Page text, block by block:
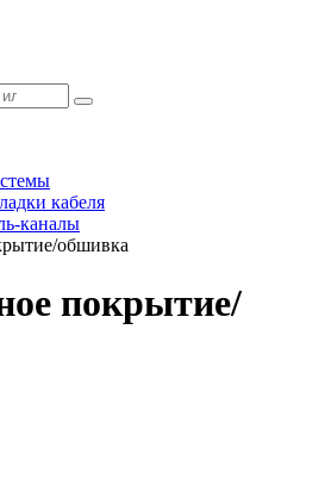
кабеля
каналы
обшивка
покрытие/